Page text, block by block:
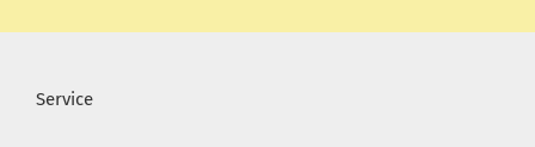
Service